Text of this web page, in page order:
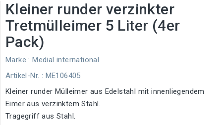
Kleiner runder verzinkter
Tretmülleimer 5 Liter (4er
Pack)
Marke : Medial international
Artikel-Nr. : ME106405
Kleiner runder Mülleimer aus Edelstahl mit innenliegendem
Eimer aus verzinktem Stahl.
Tragegriff aus Stahl.